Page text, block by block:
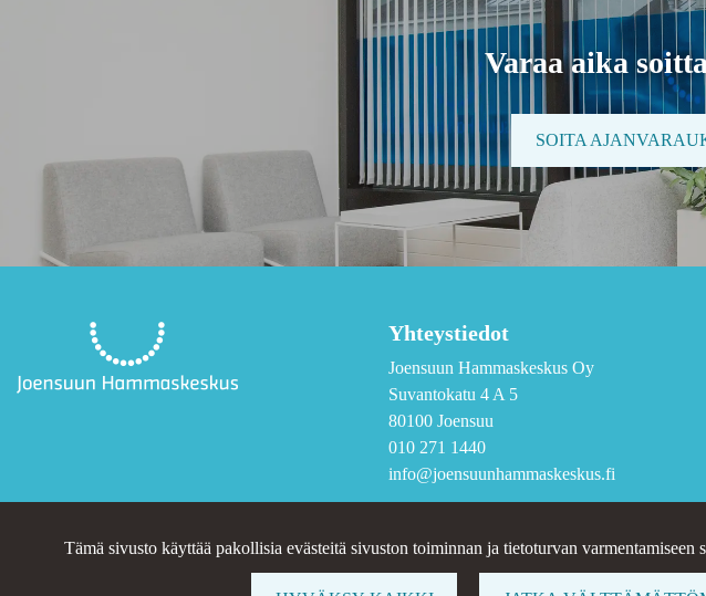
Tämä sivusto käyttää pakollisia evästeitä sivuston toiminnan ja tietoturvan
Varaa aika
SOITA
Yhteystiedot
Joensuun Hammaskeskus Oy
Suvantokatu 4 A 5
80100 Joensuu
010 271 1440
info@joensuunhammaskeskus.fi